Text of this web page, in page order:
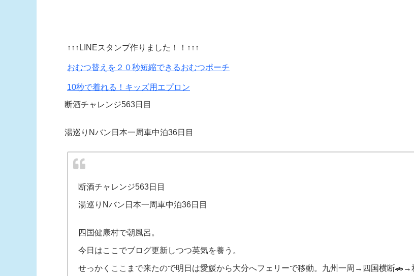
↑↑↑LINEスタンプ作りました！！↑↑↑
おむつ替えを２０秒短縮できるおむつポーチ
10秒で着れる！キッズ用エプロン
断酒チャレンジ563日目
湯巡りNバン日本一周車中泊36日目
断酒チャレンジ563日目
湯巡りNバン日本一周車中泊36日目
四国健康村で朝風呂。
今日はここでブログ更新しつつ英気を養う。
せっかくここまで来たので明日は愛媛から大分へフェリーで移動。九州一周→四国横断🚗→